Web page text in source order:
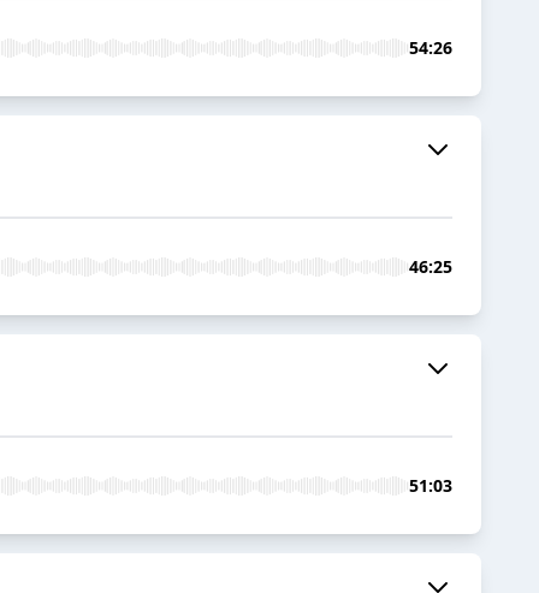
54:26
46:25
51:03